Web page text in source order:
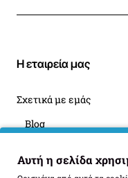
Η εταιρεία μας
Σχετικά με εμάς
Blog
Όροι Επιστροφής
Αυτή η σελίδα